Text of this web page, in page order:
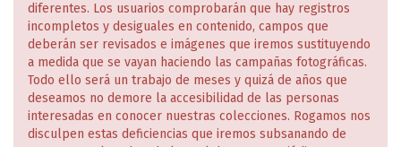
diferentes. Los usuarios comprobarán que hay registros
incompletos y desiguales en contenido, campos que
deberán ser revisados e imágenes que iremos sustituyendo
a medida que se vayan haciendo las campañas fotográficas.
Todo ello será un trabajo de meses y quizá de años que
deseamos no demore la accesibilidad de las personas
interesadas en conocer nuestras colecciones. Rogamos nos
disculpen estas deficiencias que iremos subsanando de